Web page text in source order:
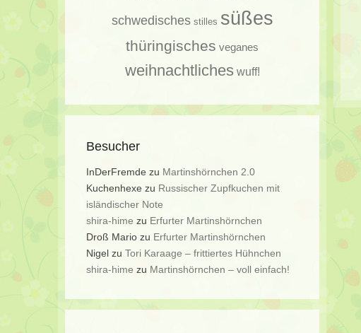
schwedisches stilles süßes
thüringisches veganes
weihnachtliches wuff!
Besucher
InDerFremde zu Martinshörnchen 2.0
Kuchenhexe zu Russischer Zupfkuchen mit
isländischer Note
shira-hime zu Erfurter Martinshörnchen
Droß Mario zu Erfurter Martinshörnchen
Nigel zu Tori Karaage – frittiertes Hühnchen
shira-hime zu Martinshörnchen – voll einfach!